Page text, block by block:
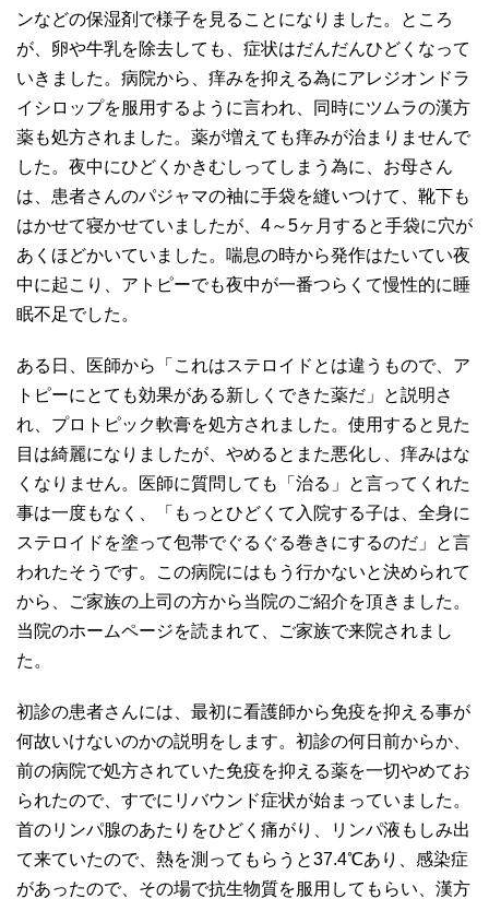
ンなどの保湿剤で様子を見ることになりました。ところ
が、卵や牛乳を除去しても、症状はだんだんひどくなって
いきました。病院から、痒みを抑える為にアレジオンドラ
イシロップを服用するように言われ、同時にツムラの漢方
薬も処方されました。薬が増えても痒みが治まりませんで
した。夜中にひどくかきむしってしまう為に、お母さん
は、患者さんのパジャマの袖に手袋を縫いつけて、靴下も
はかせて寝かせていましたが、4～5ヶ月すると手袋に穴が
あくほどかいていました。喘息の時から発作はたいてい夜
中に起こり、アトピーでも夜中が一番つらくて慢性的に睡
眠不足でした。
ある日、医師から「これはステロイドとは違うもので、ア
トピーにとても効果がある新しくできた薬だ」と説明さ
れ、プロトピック軟膏を処方されました。使用すると見た
目は綺麗になりましたが、やめるとまた悪化し、痒みはな
くなりません。医師に質問しても「治る」と言ってくれた
事は一度もなく、「もっとひどくて入院する子は、全身に
ステロイドを塗って包帯でぐるぐる巻きにするのだ」と言
われたそうです。この病院にはもう行かないと決められて
から、ご家族の上司の方から当院のご紹介を頂きました。
当院のホームページを読まれて、ご家族で来院されまし
た。
初診の患者さんには、最初に看護師から免疫を抑える事が
何故いけないのかの説明をします。初診の何日前からか、
前の病院で処方されていた免疫を抑える薬を一切やめてお
られたので、すでにリバウンド症状が始まっていました。
首のリンパ腺のあたりをひどく痛がり、リンパ液もしみ出
て来ていたので、熱を測ってもらうと37.4℃あり、感染症
があったので、その場で抗生物質を服用してもらい、漢方